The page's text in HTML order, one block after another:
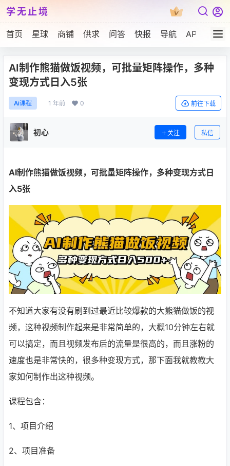
学无止境
首页 星球 商铺 供求 问答 快报 导航 APP下载
AI制作熊猫做饭视频，可批量矩阵操作，多种
变现方式日入5张
Ai课程 1 年前 0 前往下载
初心 关注 私信
AI制作熊猫做饭视频，可批量矩阵操作，多种变现方式日
入5张
不知道大家有没有刷到过最近比较爆款的大熊猫做饭的视
频，这种视频制作起来是非常简单的，大概10分钟左右就
可以搞定，而且视频发布后的流量是很高的，而且涨粉的
速度也是非常快的，很多种变现方式，那下面我就教教大
家如何制作出这种视频。
课程包含：
1、项目介绍
2、项目准备